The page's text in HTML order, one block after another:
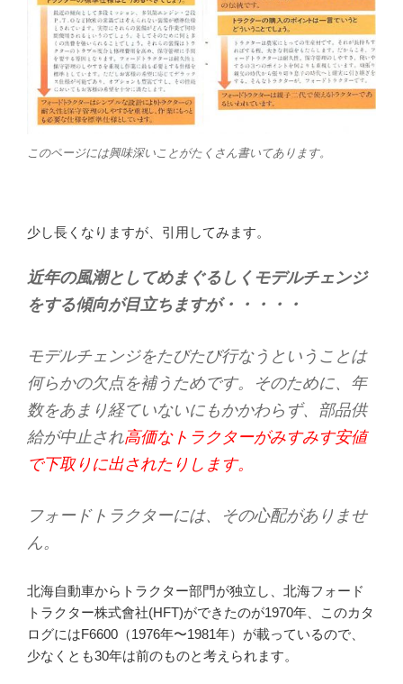
このページには興味深いことがたくさん書いてあります。
少し長くなりますが、引用してみます。
近年の風潮としてめまぐるしくモデルチェンジ
をする傾向が目立ちますが・・・・・
モデルチェンジをたびたび行なうということは
何らかの欠点を補うためです。そのために、年
数をあまり経ていないにもかかわらず、部品供
給が中止され高価なトラクターがみすみす安値
で下取りに出されたりします。
フォードトラクターには、その心配がありませ
ん。
北海自動車からトラクター部門が独立し、北海フォード
トラクター株式會社(HFT)ができたのが1970年、このカタ
ログにはF6600（1976年〜1981年）が載っているので、
少なくとも30年は前のものと考えられます。